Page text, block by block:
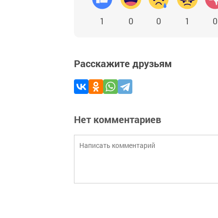
1 0 0 1 0
Расскажите друзьям
Нет комментариев